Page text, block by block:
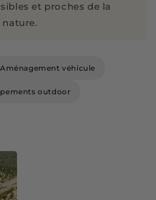
et proches de la
nature.
Aménagement véhicule
outdoor